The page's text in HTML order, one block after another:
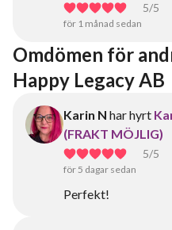
5/5
för 1 månad sedan
Omdömen för
Happy Legacy AB
Karin N har hyrt
(FRAKT MÖJLIG)
5/5
för 5 dagar sedan
Perfekt!